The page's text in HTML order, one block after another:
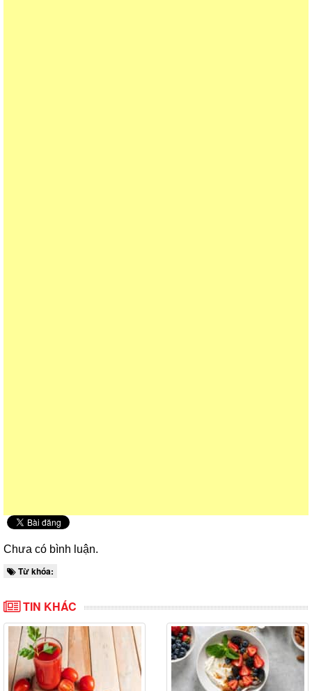
Chưa có bình luận.
Từ khóa:
TIN KHÁC